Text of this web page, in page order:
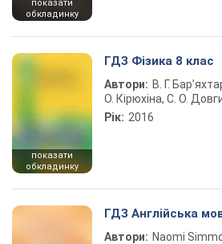
показати
обкладинку
показати
обкладинку
ГДЗ Фізика 8 клас
Автори: В. Г.
О. Кірюхіна, С. О.
Рік: 2016
ГДЗ Англійська
Автори: Naomi